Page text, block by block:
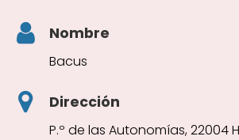
Nombre
Bacus
Dirección
P.º de las Autonomías, 22004